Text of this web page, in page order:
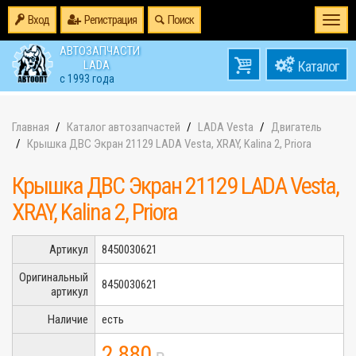
Вход Регистрация Поиск
АВТОЗАПЧАСТИ
LADA
с 1993 года
товаров0
на0
Главная Каталог автозапчастей LADA Vesta
Двигатель
Крышка ДВС Экран 21129 LADA Vesta, XRAY, Kalina 2, Priora
Крышка ДВС Экран 21129 LADA Vesta,
XRAY, Kalina 2, Priora
Артикул
8450030621
Оригинальный
артикул
8450030621
Наличие есть